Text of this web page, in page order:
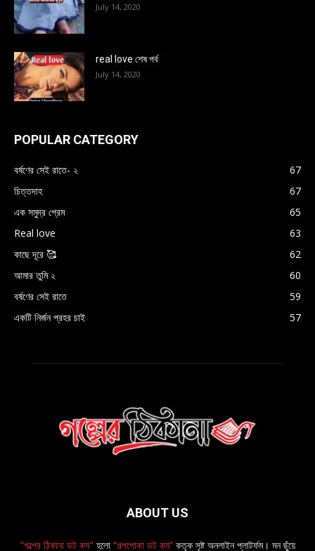
July 14, 2020
real love শেষ পর্ব
July 14, 2020
POPULAR CATEGORY
বর্ষণের সেই রাতে- ২
67
চিত্তদাহ
67
এক সমুদ্র প্রেম
65
Real love
63
কাছে দূরে 🥰
62
আমার তুমি ২
60
বর্ষণের সেই রাতে
59
একটি নির্জন প্রহর চাই
57
ABOUT US
"গল্পের ঠিকানা ডট কম" হলো “গল্পপোকা ডট কম” কতৃক সৃষ্ট অনলাইন প্লাটর্ফম। মন ছুঁয়ে